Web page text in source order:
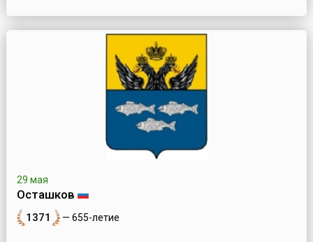
29 мая
Осташков
1371 — 655-летие